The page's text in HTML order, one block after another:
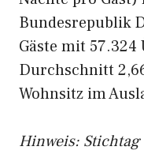
Bundesrepublik
Gäste mit
Durchschnitt
Wohnsitz im
Hinweis: